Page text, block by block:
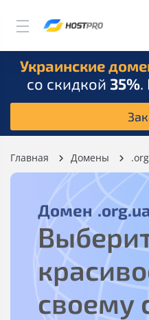
Украинские
со скидкой 35%.
Главная Домены
Домен
своему